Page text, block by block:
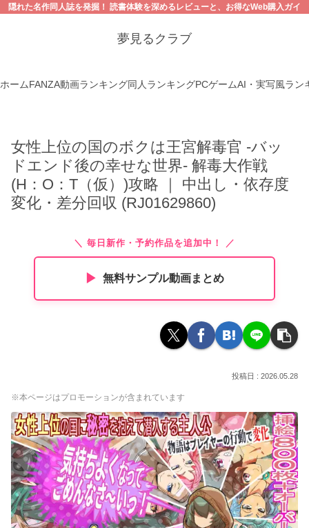
隠れた名作同人誌を発掘！ 読書体験を深めるレビューと、お得なWeb購入ガイ
夢見るクラブ
ホームFANZA動画ランキング同人ランキングPCゲームAI・実写風ラン
女性上位の国のボクは王宮解毒官 -バッ
ドエンド後の幸せな世界- 解毒大作戦
(H：O：T（仮）)攻略 ｜ 中出し・依存度
変化・差分回収 (RJ01629860)
＼ 毎日新作・予約作品を追加中！ ／
▶︎ 無料サンプル動画まとめ
2026.05.28
※本ページはプロモーションが含まれています